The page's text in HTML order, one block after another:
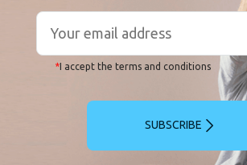
* I accept the terms and conditions
SUBSCRIBE